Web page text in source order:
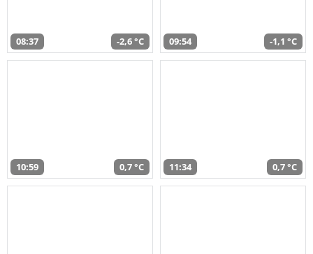
08:37 -2,6 °C 09:54 -1,1 °C
10:59 0,7 °C 11:34 0,7 °C